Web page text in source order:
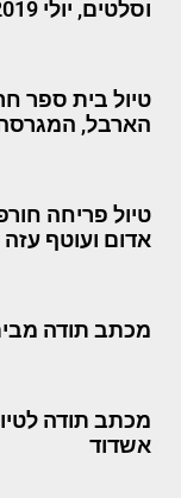
וסלטים, יולי 2019
טיול בית ספר
הארבל, המגרסה
טיול פריחה
אדום ועוטף עזה 2019
מכתב תודה
מכתב תודה
אשדוד